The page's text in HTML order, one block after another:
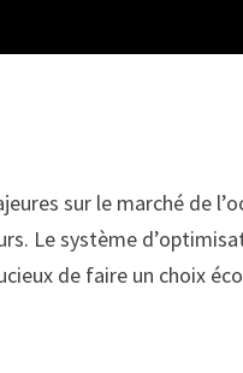
sur le marché de
Le système
de faire un choix